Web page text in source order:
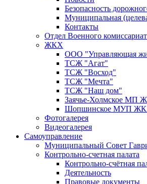
Безопасность
Муниципальная
Контакты
Отдел Военного
ЖКХ
ООО "Управляющая
ТСЖ "Агат"
ТСЖ "Восход"
ТСЖ "Мечта"
ТСЖ "Наш дом"
Заячье-Холмское МП
Шопшинское МУП
Фотогалерея
Видеогалерея
Самоуправление
Муниципальный Совет
Контрольно-счетная палата
Контрольно-счётная
Деятельность
Правовые документы